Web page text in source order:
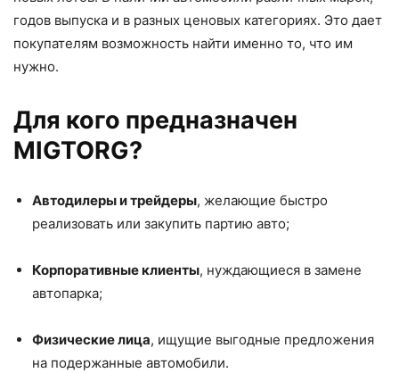
годов выпуска и в разных ценовых категориях. Это дает
покупателям возможность найти именно то, что им
нужно.
Для кого предназначен
MIGTORG?
Автодилеры и трейдеры, желающие быстро
реализовать или закупить партию авто;
Корпоративные клиенты, нуждающиеся в замене
автопарка;
Физические лица, ищущие выгодные предложения
на подержанные автомобили.